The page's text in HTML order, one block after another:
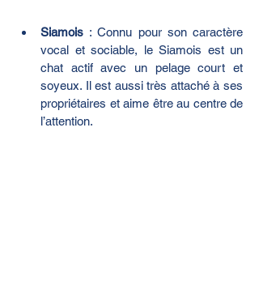
Siamois : Connu pour son caractère
vocal et sociable, le Siamois est un
chat actif avec un pelage court et
soyeux. Il est aussi très attaché à ses
propriétaires et aime être au centre de
l’attention.